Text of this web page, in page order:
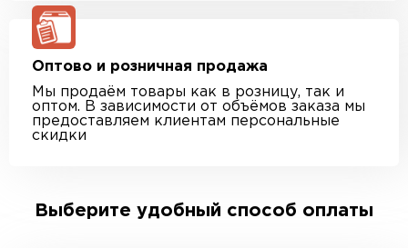
Оптово и розничная продажа
Мы продаём товары как в розницу, так и
оптом. В зависимости от объёмов заказа мы
предоставляем клиентам персональные
скидки
Выберите удобный способ оплаты